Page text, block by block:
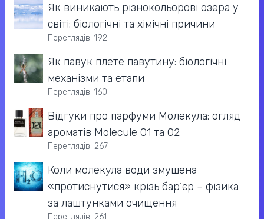
Як виникають різнокольорові озера у
світі: біологічні та хімічні причини
Переглядів: 192
Як павук плете павутину: біологічні
механізми та етапи
Переглядів: 160
Відгуки про парфуми Молекула: огляд
ароматів Molecule 01 та 02
Переглядів: 267
Коли молекула води змушена
«протиснутися» крізь бар’єр – фізика
за лаштунками очищення